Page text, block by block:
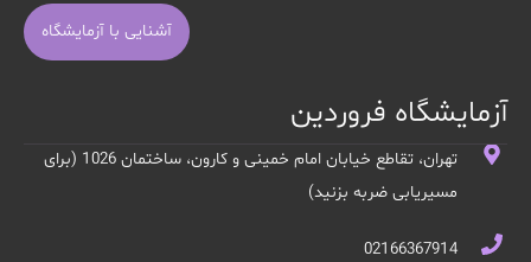
آشنایی با آزمایشگاه
آزمایشگاه فروردین
تهران، تقاطع خیابان امام خمینی و کارون، ساختمان 1026 (برای
مسیریابی ضربه بزنید)
02166367914